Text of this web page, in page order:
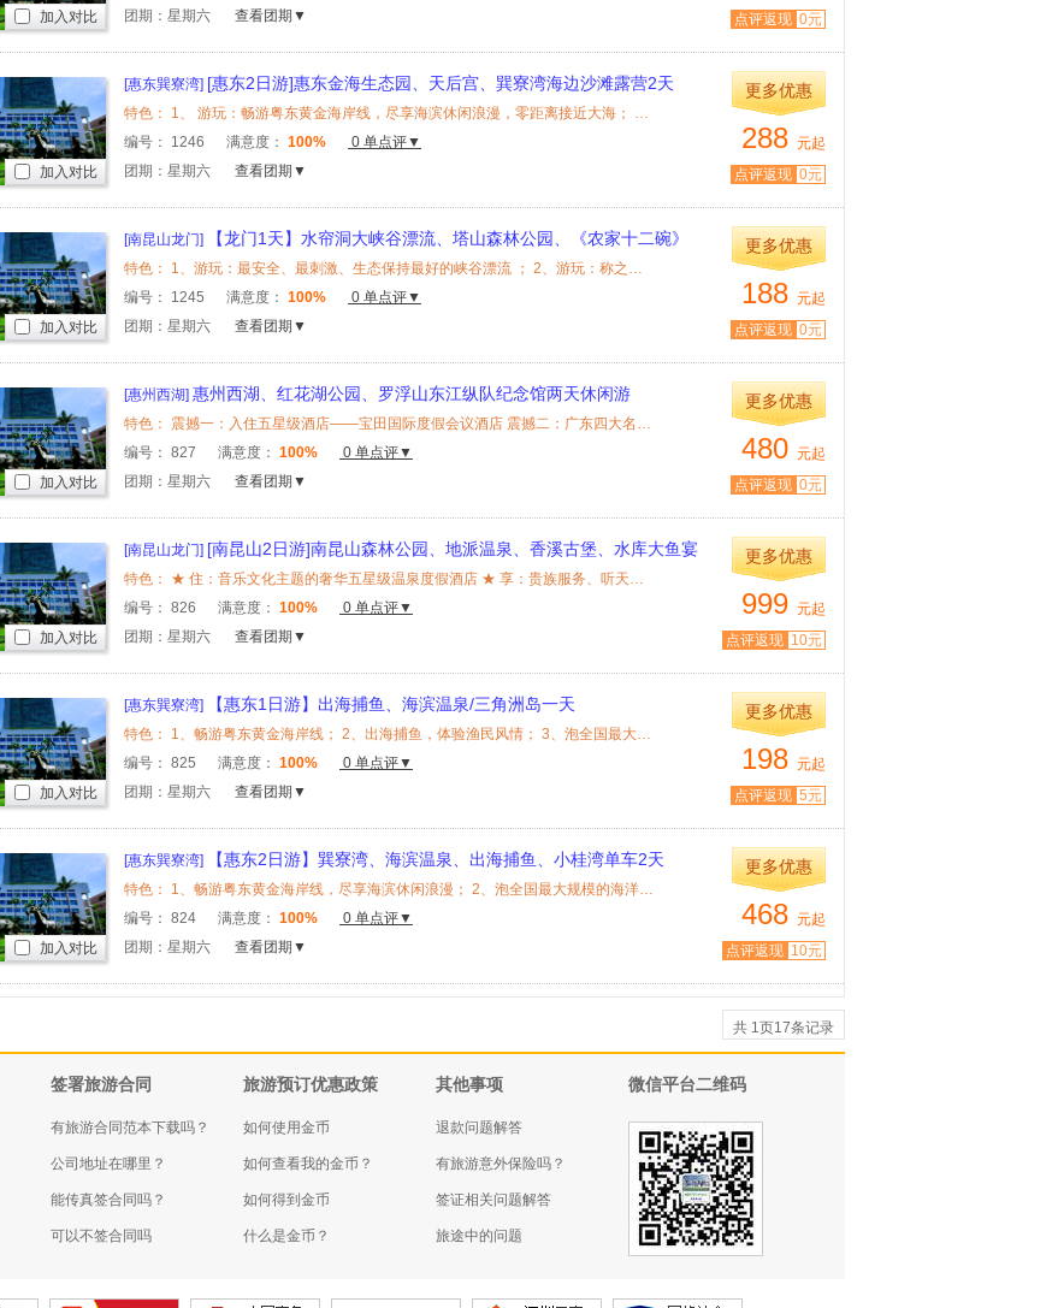
团期：星期六
查看团期▼
点评返现 0元
加入对比
[惠东巽寮湾] [惠东2日游]惠东金海生态园、天后宫、巽寮湾海边沙滩露营2天
特色： 1、 游玩：畅游粤东黄金海岸线，尽享海滨休闲浪漫，零距离接近大海； 2、...
编号： 1246 满意度： 100%
0 单点评▼
团期：星期六
查看团期▼
更多优惠
288 元起
点评返现 0元
加入对比
[南昆山龙门]
【龙门1天】水帘洞大峡谷漂流、塔山森林公园、《农家十二碗》
美食1天
特色： 1、游玩：最安全、最刺激、生态保持最好的峡谷漂流 ； 2、游玩：称之为龙门...
编号： 1245 满意度： 100%
0 单点评▼
团期：星期六
查看团期▼
更多优惠
188 元起
点评返现 0元
加入对比
[惠州西湖] 惠州西湖、红花湖公园、罗浮山东江纵队纪念馆两天休闲游
特色： 震撼一：入住五星级酒店——宝田国际度假会议酒店 震撼二：广东四大名山，...
编号： 827 满意度： 100%
0 单点评▼
团期：星期六
查看团期▼
更多优惠
480 元起
点评返现 0元
加入对比
[南昆山龙门] [南昆山2日游]南昆山森林公园、地派温泉、香溪古堡、水库大鱼宴
2天
特色： ★ 住：音乐文化主题的奢华五星级温泉度假酒店 ★ 享：贵族服务、听天籁之...
编号： 826 满意度： 100%
0 单点评▼
团期：星期六
查看团期▼
更多优惠
999 元起
点评返现 10元
加入对比
[惠东巽寮湾] 【惠东1日游】出海捕鱼、海滨温泉/三角洲岛一天
特色： 1、畅游粤东黄金海岸线； 2、出海捕鱼，体验渔民风情； 3、泡全国最大规模的...
编号： 825 满意度： 100%
0 单点评▼
团期：星期六
查看团期▼
更多优惠
198 元起
点评返现 5元
加入对比
[惠东巽寮湾] 【惠东2日游】巽寮湾、海滨温泉、出海捕鱼、小桂湾单车2天
特色： 1、畅游粤东黄金海岸线，尽享海滨休闲浪漫； 2、泡全国最大规模的海洋文化...
编号： 824 满意度： 100%
0 单点评▼
团期：星期六
查看团期▼
更多优惠
468 元起
点评返现 10元
加入对比
共 1页17条记录
签署旅游合同
有旅游合同范本下载吗？
公司地址在哪里？
能传真签合同吗？
可以不签合同吗
旅游预订优惠政策
如何使用金币
如何查看我的金币？
如何得到金币
什么是金币？
其他事项
退款问题解答
有旅游意外保险吗？
签证相关问题解答
旅途中的问题
微信平台二维码